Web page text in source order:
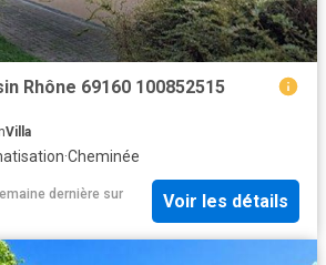
Rhône 69160 100852515
Villa
·Cheminée
dernière sur
Voir les détails